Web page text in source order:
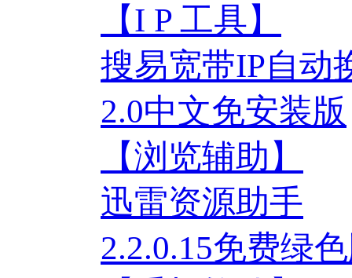
【I P 工具】
搜易宽带IP自动
2.0中文免安装版
【浏览辅助】
迅雷资源助手
2.2.0.15免费绿